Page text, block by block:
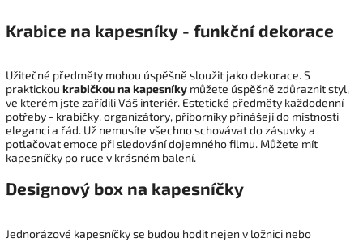
Krabice na kapesníky - funkční dekorace
Užitečné předměty mohou úspěšně sloužit jako dekorace. S
praktickou krabičkou na kapesníky můžete úspěšně zdůraznit styl,
ve kterém jste zařídili Váš interiér. Estetické předměty každodenní
potřeby - krabičky, organizátory, příborníky přinášejí do místnosti
eleganci a řád. Už nemusíte všechno schovávat do zásuvky a
potlačovat emoce při sledování dojemného filmu. Můžete mít
kapesníčky po ruce v krásném balení.
Designový box na kapesníčky
Jednorázové kapesníčky se budou hodit nejen v ložnici nebo